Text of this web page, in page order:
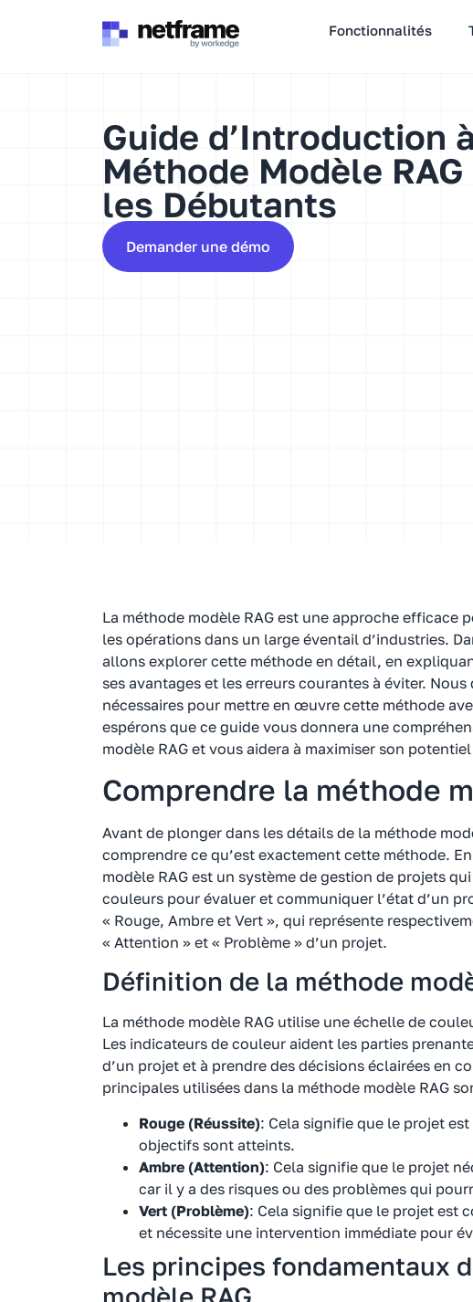
Fonctionnalités
Guide d’Introduction
Méthode Modèle
les Débutants
Demander une démo
La méthode modèle RAG est une approche efficace
les opérations dans un large éventail d’industries.
allons explorer cette méthode en détail, en
ses avantages et les erreurs courantes à éviter.
nécessaires pour mettre en œuvre cette méthode
espérons que ce guide vous donnera une
modèle RAG et vous aidera à maximiser son
Comprendre la méthode
Avant de plonger dans les détails de la méthode
comprendre ce qu’est exactement cette méthode.
modèle RAG est un système de gestion de projets
couleurs pour évaluer et communiquer l’état d’un
« Rouge, Ambre et Vert », qui représente
« Attention » et « Problème » d’un projet.
Définition de la méthode
La méthode modèle RAG utilise une échelle de
Les indicateurs de couleur aident les parties
d’un projet et à prendre des décisions éclairées en
principales utilisées dans la méthode modèle RAG
Rouge (Réussite): Cela signifie que le projet
objectifs sont atteints.
Ambre (Attention): Cela signifie que le projet
car il y a des risques ou des problèmes qui
Vert (Problème): Cela signifie que le projet est
et nécessite une intervention immédiate pour
Les principes fondamentaux
modèle RAG